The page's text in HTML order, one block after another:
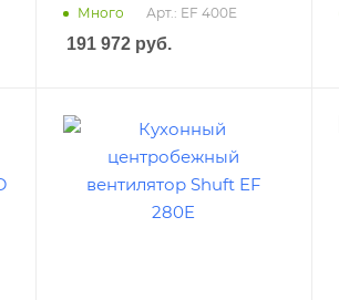
Много Арт.: EF 400E
191 972 руб.